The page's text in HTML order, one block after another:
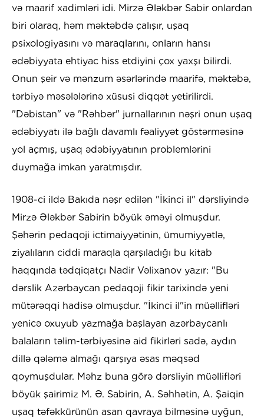
və maarif xadimləri idi. Mirzə Ələkbər Sabir onlardan
biri olaraq, həm məktəbdə çalışır, uşaq
psixologiyasını və maraqlarını, onların hansı
ədəbiyyata ehtiyac hiss etdiyini çox yaxşı bilirdi.
Onun şeir və mənzum əsərlərində maarifə, məktəbə,
tərbiyə məsələlərinə xüsusi diqqət yetirilirdi.
"Dəbistan" və "Rəhbər" jurnallarının nəşri onun uşaq
ədəbiyyatı ilə bağlı davamlı fəaliyyət göstərməsinə
yol açmış, uşaq ədəbiyyatının problemlərini
duymağa imkan yaratmışdır.
1908-ci ildə Bakıda nəşr edilən "İkinci il" dərsliyində
Mirzə Ələkbər Sabirin böyük əməyi olmuşdur.
Şəhərin pedaqoji ictimaiyyətinin, ümumiyyətlə,
ziyalıların ciddi maraqla qarşıladığı bu kitab
haqqında tədqiqatçı Nadir Vəlixanov yazır: "Bu
dərslik Azərbaycan pedaqoji fikir tarixində yeni
mütərəqqi hadisə olmuşdur. "İkinci il"in müəllifləri
yenicə oxuyub yazmağa başlayan azərbaycanlı
balaların təlim-tərbiyəsinə aid fikirləri sadə, aydın
dillə qələmə almağı qarşıya əsas məqsəd
qoymuşdular. Məhz buna görə dərsliyin müəllifləri
böyük şairimiz M. Ə. Sabirin, A. Səhhətin, A. Şaiqin
uşaq təfəkkürünün asan qavraya bilməsinə uyğun,